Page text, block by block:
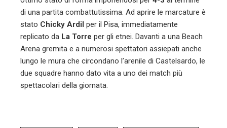
di una partita combattutissima. Ad aprire le marcature è
stato Chicky Ardil per il Pisa, immediatamente
replicato da La Torre per gli etnei. Davanti a una Beach
Arena gremita e a numerosi spettatori assiepati anche
lungo le mura che circondano l’arenile di Castelsardo, le
due squadre hanno dato vita a uno dei match più
spettacolari della giornata.